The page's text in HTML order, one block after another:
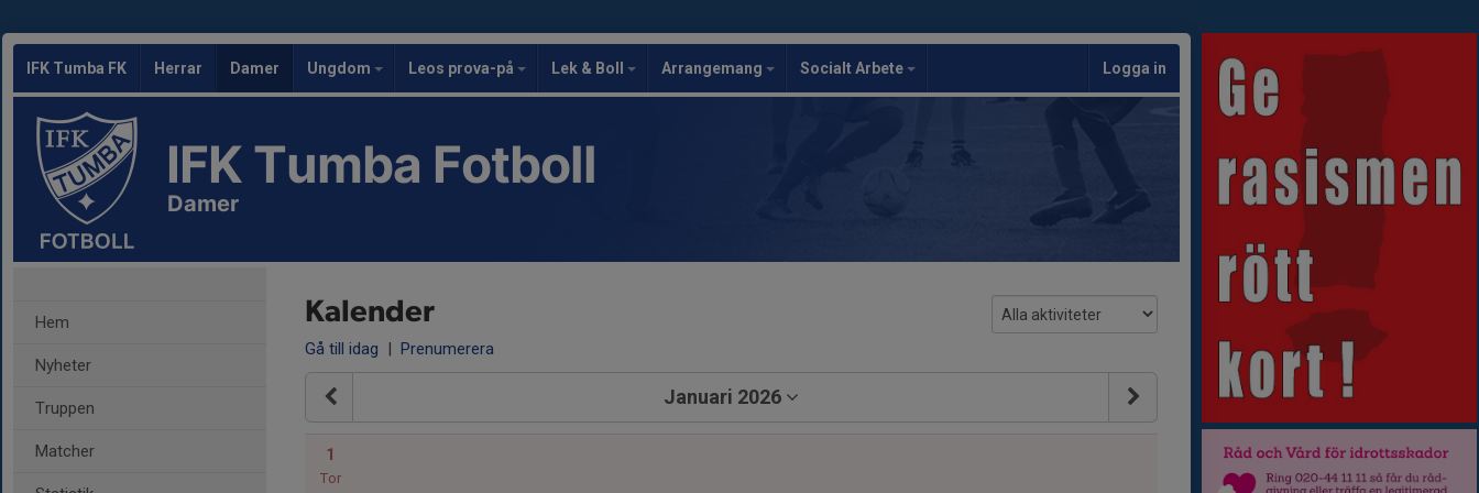
IFK Tumba FK Herrar Damer Ungdom Leos prova-på Lek & Boll Arrangemang Socialt Arbete Logga in
IFK Tumba Fotboll
Damer
Hem
Nyheter
Truppen
Matcher
Kalender
Gå till idag | Prenumerera
Januari 2026
1
Tor